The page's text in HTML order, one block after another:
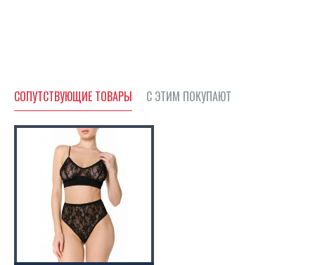
СОПУТСТВУЮЩИЕ ТОВАРЫ С ЭТИМ ПОКУПАЮТ